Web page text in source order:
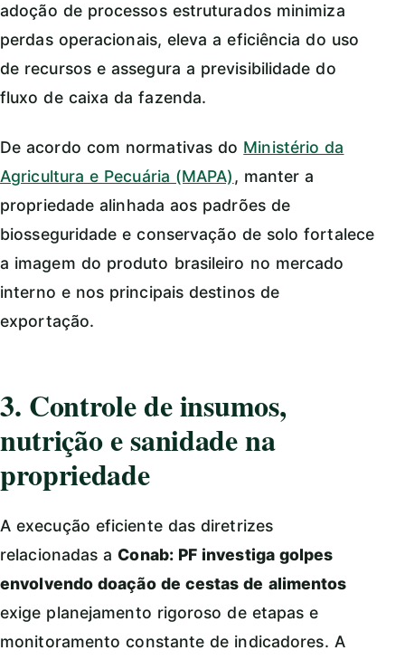
adoção de processos estruturados minimiza
perdas operacionais, eleva a eficiência do uso
de recursos e assegura a previsibilidade do
fluxo de caixa da fazenda.
De acordo com normativas do Ministério da
Agricultura e Pecuária (MAPA), manter a
propriedade alinhada aos padrões de
biosseguridade e conservação de solo fortalece
a imagem do produto brasileiro no mercado
interno e nos principais destinos de
exportação.
3. Controle de insumos,
nutrição e sanidade na
propriedade
A execução eficiente das diretrizes
relacionadas aConab: PF investiga golpes
envolvendo doação de cestas de alimentos
exige planejamento rigoroso de etapas e
monitoramento constante de indicadores. A